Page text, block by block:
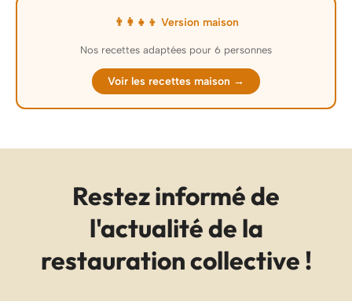
👨‍👩‍👧‍👦 Version maison
Nos recettes adaptées pour 6 personnes
Voir les recettes maison →
Restez informé de
l'actualité de la
restauration collective !